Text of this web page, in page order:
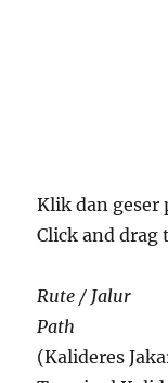
Klik dan geser
Click and drag
Rute / Jalur
Path
(Kalideres